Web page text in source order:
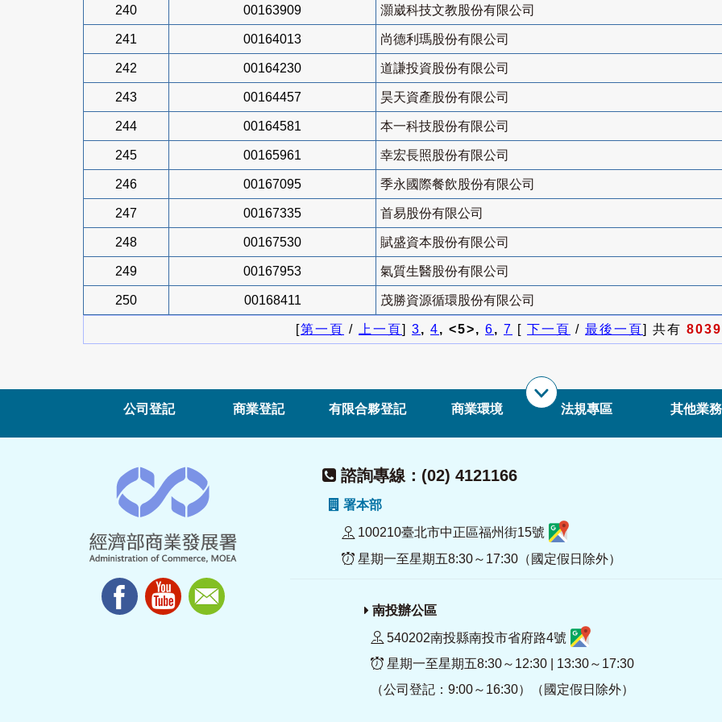
240 00163909 灝崴科技文教股份有限公司
241 00164013 尚德利瑪股份有限公司
242 00164230 道謙投資股份有限公司
243 00164457 昊天資產股份有限公司
244 00164581 本一科技股份有限公司
245 00165961 幸宏長照股份有限公司
246 00167095 季永國際餐飲股份有限公司
247 00167335 首易股份有限公司
248 00167530 賦盛資本股份有限公司
249 00167953 氣質生醫股份有限公司
250 00168411 茂勝資源循環股份有限公司
[第一頁 / 上一頁] 3, 4, <5>, 6, 7 [ 下一頁 / 最後一頁] 共有 8039
公司登記 商業登記 有限合夥登記 商業環境 法規專區 其他業務
諮詢專線：(02) 4121166
署本部
100210臺北市中正區福州街15號
星期一至星期五8:30～17:30（國定假日除外）
南投辦公區
540202南投縣南投市省府路4號
星期一至星期五8:30～12:30 | 13:30～17:30
（公司登記：9:00～16:30）（國定假日除外）